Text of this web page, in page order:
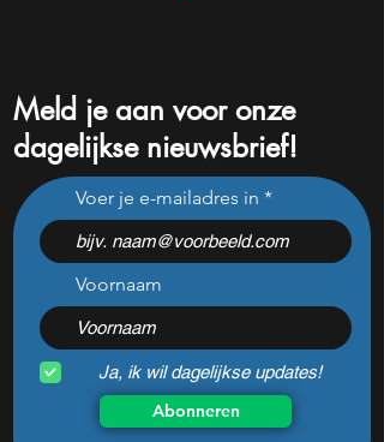
Deze aandelen onder 10
dollar worden interessant:
deze 3 verrassingen vallen
nu op
Meld je aan voor onze
dagelijkse nieuwsbrief!
Voer je e-mailadres in
Voornaam
Ja, ik wil dagelijkse updates!
Abonneren